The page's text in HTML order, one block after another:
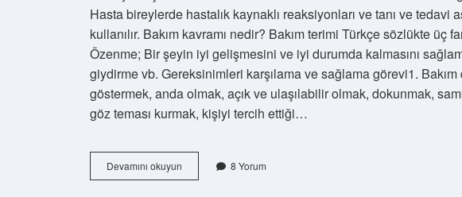
Hasta bireylerde hastalık kaynaklı reaksiyonları ve tanı ve tedavi
kullanılır. Bakım kavramı nedir? Bakım terimi Türkçe sözlükte üç
Özenme; Bir şeyin iyi gelişmesini ve iyi durumda kalmasını
giydirme vb. Gereksinimleri karşılama ve sağlama görevi1. Bakım
göstermek, anda olmak, açık ve ulaşılabilir olmak, dokunmak,
göz teması kurmak, kişiyi tercih ettiği…
Devamını okuyun
Kavramının
8 Yorum